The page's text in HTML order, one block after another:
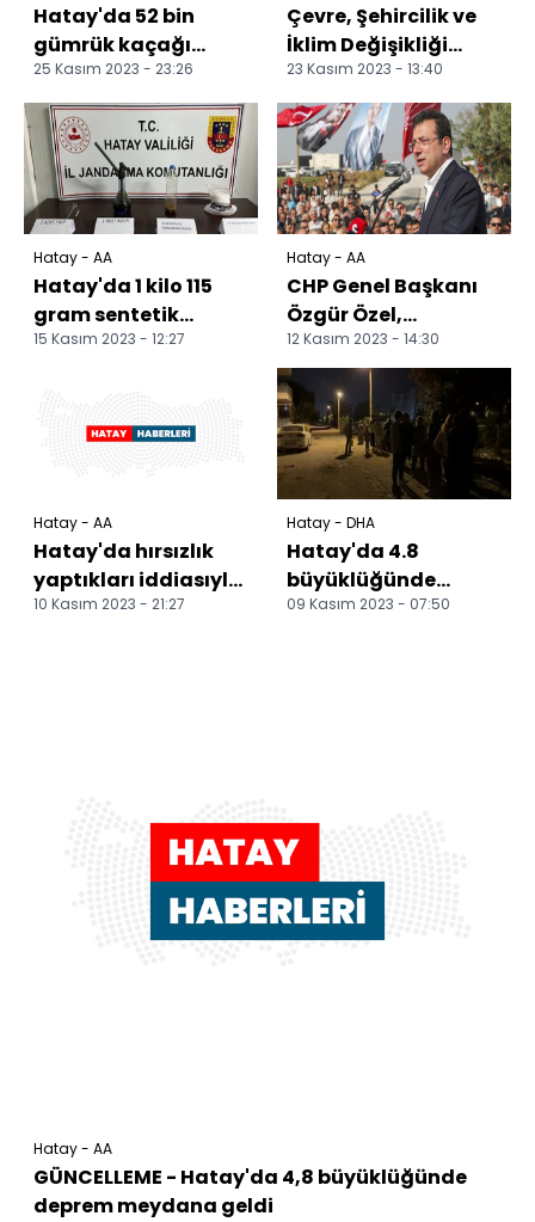
Hatay'da 52 bin
gümrük kaçağı
cinsel içerikli ürün
ele geçirildi
25 Kasım 2023 - 23:26
Çevre, Şehircilik ve
İklim Değişikliği
Bakan Yardımcısı
Gürgen, Hatay'da
ko...
23 Kasım 2023 - 13:40
Hatay - AA
Hatay'da 1 kilo 115
gram sentetik
uyuşturucu ele
15 Kasım 2023 - 12:27
Hatay - AA
CHP Genel Başkanı
Özgür Özel,
Hatay'da konuştu:
12 Kasım 2023 - 14:30
Hatay - AA
Hatay'da hırsızlık
yaptıkları iddiasıyla
5 zanlı tutuklandı
10 Kasım 2023 - 21:27
Hatay - DHA
Hatay'da 4.8
büyüklüğünde
deprem (4) -
09 Kasım 2023 - 07:50
Hatay - AA
GÜNCELLEME - Hatay'da 4,8 büyüklüğünde
deprem meydana geldi